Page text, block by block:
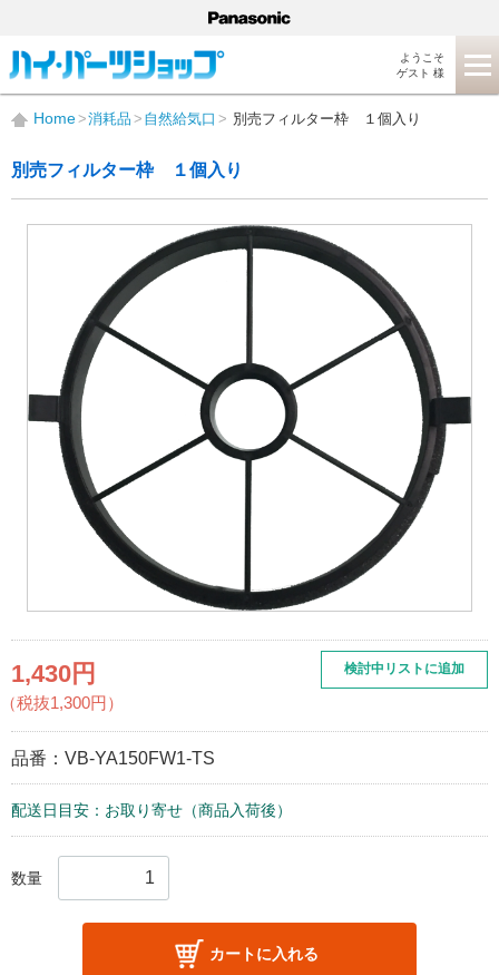
ようこそ
ゲスト 様
Home 消耗品 自然給気口 別売フィルター枠 １個入り
別売フィルター枠 １個入り
1,430円
（税抜1,300円）
品番： VB-YA150FW1-TS
配送日目安：お取り寄せ（商品入荷後）
検討中リストに追加
数量
カートに入れる